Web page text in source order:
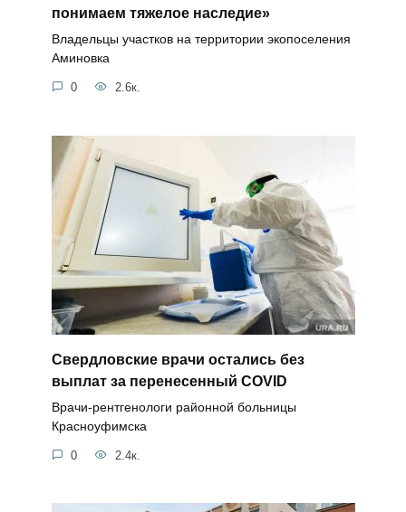
понимаем тяжелое наследие»
Владельцы участков на территории экопоселения
Аминовка
0 2.6к.
Свердловские врачи остались без
выплат за перенесенный COVID
Врачи-рентгенологи районной больницы
Красноуфимска
0 2.4к.